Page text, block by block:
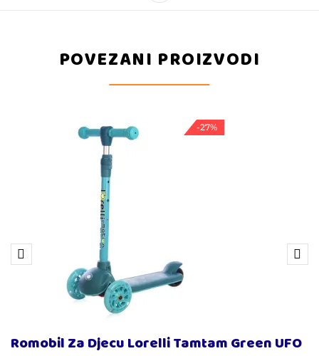
POVEZANI PROIZVODI
-27%
Romobil Za Djecu Lorelli Tamtam Green UFO